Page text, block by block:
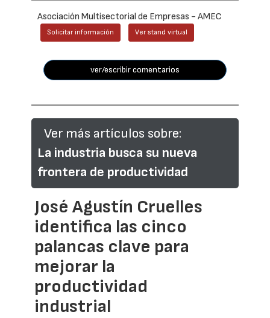
Asociación Multisectorial de Empresas - AMEC
Solicitar información Ver stand virtual
ver/escribir comentarios
Ver más artículos sobre:
La industria busca su nueva
frontera de productividad
José Agustín Cruelles
identifica las cinco
palancas clave para
mejorar la
productividad
industrial